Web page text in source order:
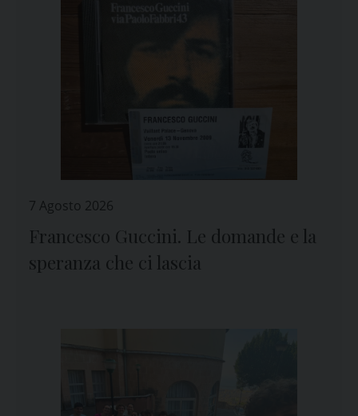
7 Agosto 2026
Francesco Guccini. Le domande e la
speranza che ci lascia